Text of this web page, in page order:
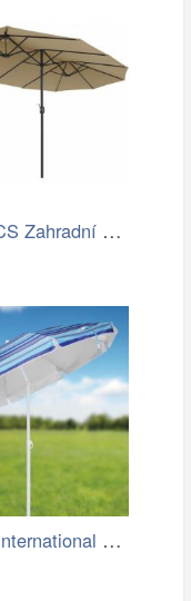
SONGMICS Zahradní slunečník Lyre šedý
Haushalt International Slunečník, 200 cm